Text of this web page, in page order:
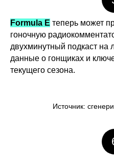
Formula E теперь может
гоночную
двухминутный подкаст на
данные о гонщиках и
текущего сезона.
Источник: